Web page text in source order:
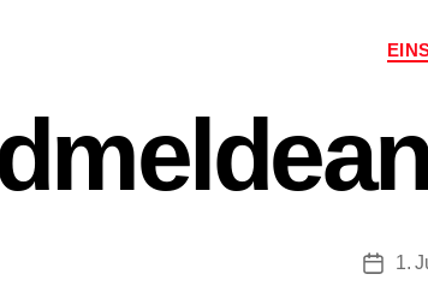
1.